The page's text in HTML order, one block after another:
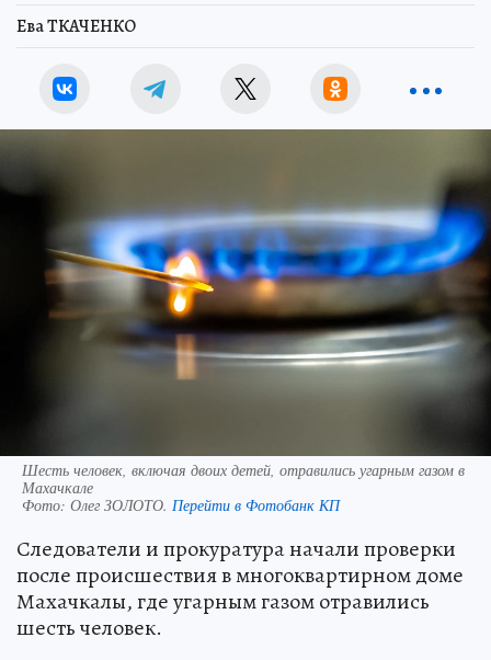
Ева ТКАЧЕНКО
Шесть человек, включая двоих детей, отравились угарным газом в
Махачкале
Фото: Олег ЗОЛОТО. Перейти в Фотобанк КП
Следователи и прокуратура начали проверки
после происшествия в многоквартирном доме
Махачкалы, где угарным газом отравились
шесть человек.